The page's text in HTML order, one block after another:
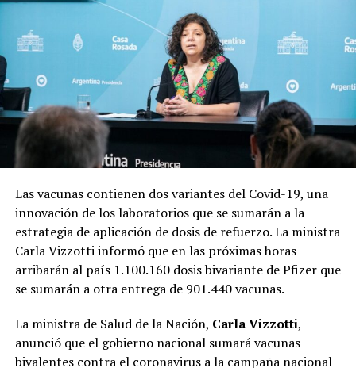
Las vacunas contienen dos variantes del Covid-19, una
innovación de los laboratorios que se sumarán a la
estrategia de aplicación de dosis de refuerzo. La ministra
Carla Vizzotti informó que en las próximas horas
arribarán al país 1.100.160 dosis bivariante de Pfizer que
se sumarán a otra entrega de 901.440 vacunas.
La ministra de Salud de la Nación, Carla Vizzotti,
anunció que el gobierno nacional sumará vacunas
bivalentes contra el coronavirus a la campaña nacional